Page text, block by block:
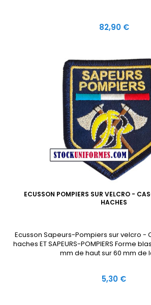
Prix
82,90 €
ECUSSON POMPIERS SUR VELCRO -
HACHES
Ecusson Sapeurs-Pompiers sur velcro -
haches ET SAPEURS-POMPIERS Forme
mm de haut sur 60 mm de
Prix
5,30 €